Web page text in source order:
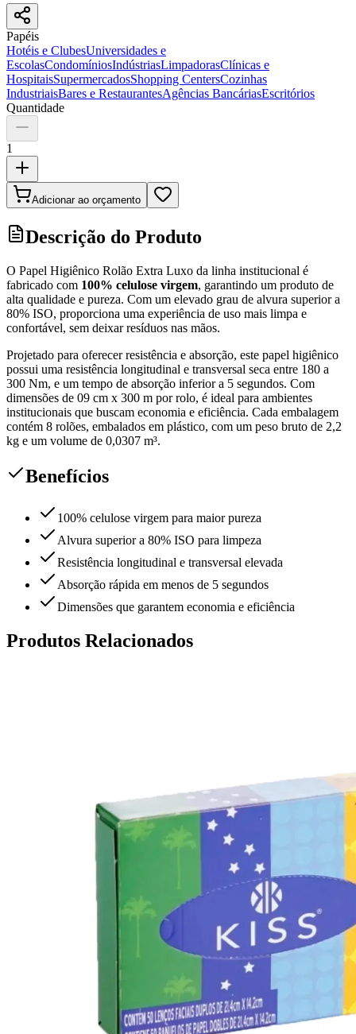
Papéis
Hotéis e ClubesUniversidades e
EscolasCondomíniosIndústriasLimpadorasClínicas e
HospitaisSupermercadosShopping CentersCozinhas
IndustriaisBares e RestaurantesAgências BancáriasEscritórios
Quantidade
1
Adicionar ao orçamento
Descrição do Produto
O Papel Higiênico Rolão Extra Luxo da linha institucional é
fabricado com 100% celulose virgem, garantindo um produto de
alta qualidade e pureza. Com um elevado grau de alvura superior a
80% ISO, proporciona uma experiência de uso mais limpa e
confortável, sem deixar resíduos nas mãos.
Projetado para oferecer resistência e absorção, este papel higiênico
possui uma resistência longitudinal e transversal seca entre 180 a
300 Nm, e um tempo de absorção inferior a 5 segundos. Com
dimensões de 09 cm x 300 m por rolo, é ideal para ambientes
institucionais que buscam economia e eficiência. Cada embalagem
contém 8 rolões, embalados em plástico, com um peso bruto de 2,2
kg e um volume de 0,0307 m³.
Benefícios
100% celulose virgem para maior pureza
Alvura superior a 80% ISO para limpeza
Resistência longitudinal e transversal elevada
Absorção rápida em menos de 5 segundos
Dimensões que garantem economia e eficiência
Produtos Relacionados